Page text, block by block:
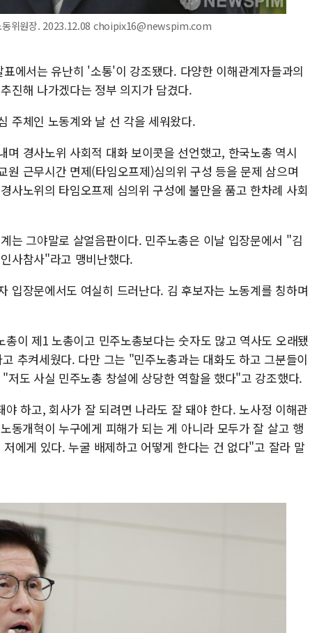
동위원장. 2023.12.08 choipix16@newspim.com
에서는 유난히 '소통'이 강조됐다. 다양한 이해관계자들과의
진해 나가겠다는 정부 의지가 담겼다.
주체인 노동계와 날 선 각을 세워왔다.
며 경사노위 사회적 대화 보이콧을 선언했고, 한국노총 역시
원 근무시간 면제(타임오프제)심의위 구성 등을 문제 삼으며
사노위의 타임오프제 심의위 구성에 불만을 품고 한차례 사회
는 그야말로 살얼음판이다. 민주노총은 이날 입장문에서 "김
사참사"라고 맹비난했다.
입장문에서도 여실히 드러난다. 김 후보자는 노동계를 칭하며
이 제1 노총이고 민주노총보다는 숫자도 많고 역사도 오래됐
추켜세웠다. 다만 그는 "민주노총과는 대화도 하고 그분들이
도 사실 민주노총 창설에 상당한 역할을 했다"고 강조했다.
하고, 회사가 잘 되려면 나라도 잘 돼야 한다. 노사정 이해관
동개혁이 누구에게 피해가 되는 게 아니라 모두가 잘 살고 행
에게 있다. 누굴 배제하고 어떻게 한다는 건 없다"고 잘라 말